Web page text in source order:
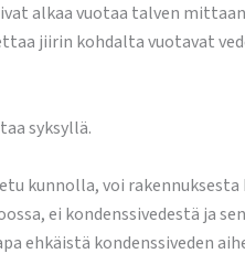
alkaa vuotaa talven
jiirin kohdalta vuotavat
syksyllä.
kunnolla, voi rakennuksesta
ei kondenssivedestä ja
ehkäistä kondenssiveden